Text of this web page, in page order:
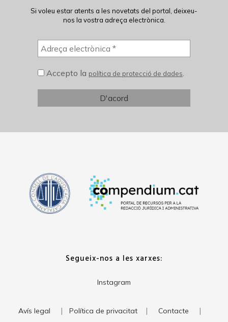
Si voleu estar atents a les novetats del portal, deixeu-
nos la vostra adreça electrònica.
Accepto la política de protecció de dades.
Segueix-nos a les xarxes:
Instagram
Avís legal | Política de privacitat | Contacte |